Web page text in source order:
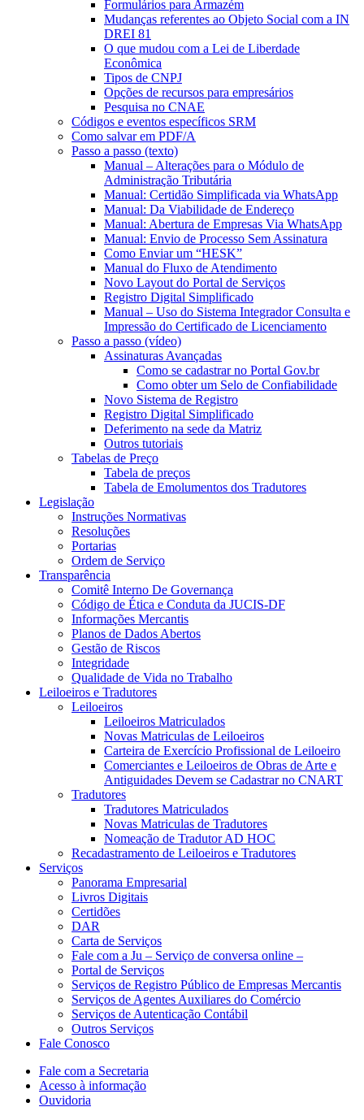
Formulários para Armazém
Mudanças referentes ao Objeto Social com a IN
DREI 81
O que mudou com a Lei de Liberdade
Econômica
Tipos de CNPJ
Opções de recursos para empresários
Pesquisa no CNAE
Códigos e eventos específicos SRM
Como salvar em PDF/A
Passo a passo (texto)
Manual – Alterações para o Módulo de
Administração Tributária
Manual: Certidão Simplificada via WhatsApp
Manual: Da Viabilidade de Endereço
Manual: Abertura de Empresas Via WhatsApp
Manual: Envio de Processo Sem Assinatura
Como Enviar um “HESK”
Manual do Fluxo de Atendimento
Novo Layout do Portal de Serviços
Registro Digital Simplificado
Manual – Uso do Sistema Integrador Consulta e
Impressão do Certificado de Licenciamento
Passo a passo (vídeo)
Assinaturas Avançadas
Como se cadastrar no Portal Gov.br
Como obter um Selo de Confiabilidade
Novo Sistema de Registro
Registro Digital Simplificado
Deferimento na sede da Matriz
Outros tutoriais
Tabelas de Preço
Tabela de preços
Tabela de Emolumentos dos Tradutores
Legislação
Instruções Normativas
Resoluções
Portarias
Ordem de Serviço
Transparência
Comitê Interno De Governança
Código de Ética e Conduta da JUCIS-DF
Informações Mercantis
Planos de Dados Abertos
Gestão de Riscos
Integridade
Qualidade de Vida no Trabalho
Leiloeiros e Tradutores
Leiloeiros
Leiloeiros Matriculados
Novas Matriculas de Leiloeiros
Carteira de Exercício Profissional de Leiloeiro
Comerciantes e Leiloeiros de Obras de Arte e
Antiguidades Devem se Cadastrar no CNART
Tradutores
Tradutores Matriculados
Novas Matriculas de Tradutores
Nomeação de Tradutor AD HOC
Recadastramento de Leiloeiros e Tradutores
Serviços
Panorama Empresarial
Livros Digitais
Certidões
DAR
Carta de Serviços
Fale com a Ju – Serviço de conversa online –
Portal de Serviços
Serviços de Registro Público de Empresas Mercantis
Serviços de Agentes Auxiliares do Comércio
Serviços de Autenticação Contábil
Outros Serviços
Fale Conosco
Fale com a Secretaria
Acesso à informação
Ouvidoria